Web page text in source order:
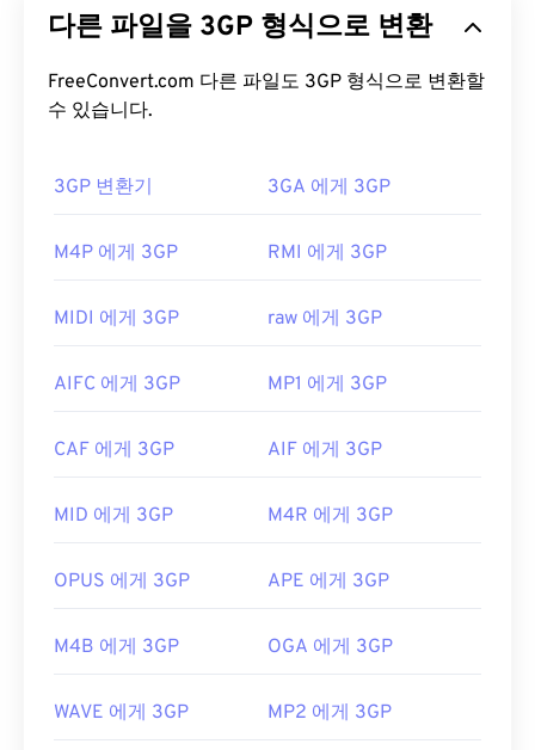
M2TS를 여는 데에는 여러 가지 옵션이 있습니다.
Windows에서는VLC 미디어 플레이어 또는Picture
Motion Browser Software를
뉴를 지원합니다.
에서 "2"를 제거하여 MTS로 만드세요. 자세한 내용
지침을참조하세요. 또 다른 해결책은 소프트웨어를
호환성 문제가 해결될 것입니다.
최초 출시: 2006년
https://www.lifewire.com/m2ts-file
된 멀티미디어 컨테이너 포맷으로,GSM (Global
바일용 기술이므로, 3GP 포맷을 사용하면 UMTS 네
트워크의 휴대폰에서 고속 무선 연결을 통해 미디어
3GP 파일을 어떻게 여나요?
3GP 파일을 여는 데 가장 좋은 애플리케이션은
되었지만 Linux, Mac, Windows를 포함한 대부분의
운영 체제에서 쉽게 열 수 있습니다.
3GP는 3GPPTimed Text를통해 자막을 지원하는 유
니다. AutoGK가
그 예입니다. 모바일이 아닌 환경에
로변환하세요.
유용한 링크:
https://www.3gpp.org/
다른 파일을 3GP 형식으로 변환
FreeConvert.com 다른 파일도 3GP 형식으로 변환할
수 있습니다.
3GP 변환기 3GA 에게 3GP
M4P 에게 3GP RMI 에게 3GP
MIDI 에게 3GP raw 에게 3GP
AIFC 에게 3GP MP1 에게 3GP
CAF 에게 3GP AIF 에게 3GP
MID 에게 3GP M4R 에게 3GP
OPUS 에게 3GP APE 에게 3GP
M4B 에게 3GP OGA 에게 3GP
WAVE 에게 3GP MP2 에게 3GP